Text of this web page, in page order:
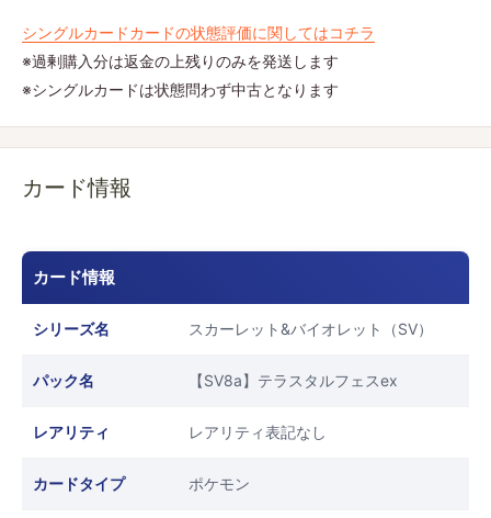
シングルカードカードの状態評価に関してはコチラ
※過剰購入分は返金の上残りのみを発送します
※シングルカードは状態問わず中古となります
カード情報
カード情報
シリーズ名 スカーレット&バイオレット（SV）
パック名 【SV8a】テラスタルフェスex
レアリティ レアリティ表記なし
カードタイプ ポケモン